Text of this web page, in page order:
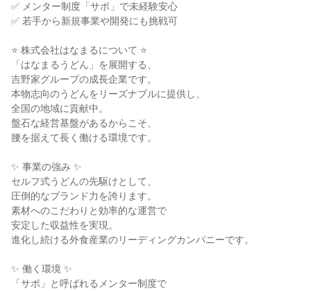
✅ メンター制度「サポ」で未経験安心
✅ 若手から新規事業や開発にも挑戦可
⭐ 株式会社はなまるについて ⭐
「はなまるうどん」を展開する、
吉野家グループの成長企業です。
本物志向のうどんをリーズナブルに提供し、
全国の地域に貢献中。
盤石な経営基盤があるからこそ、
腰を据えて長く働ける環境です。
✨ 事業の強み ✨
セルフ式うどんの先駆けとして、
圧倒的なブランド力を誇ります。
素材へのこだわりと効率的な運営で
安定した収益性を実現。
進化し続ける外食産業のリーディングカンパニーです。
✨ 働く環境 ✨
「サポ」と呼ばれるメンター制度で